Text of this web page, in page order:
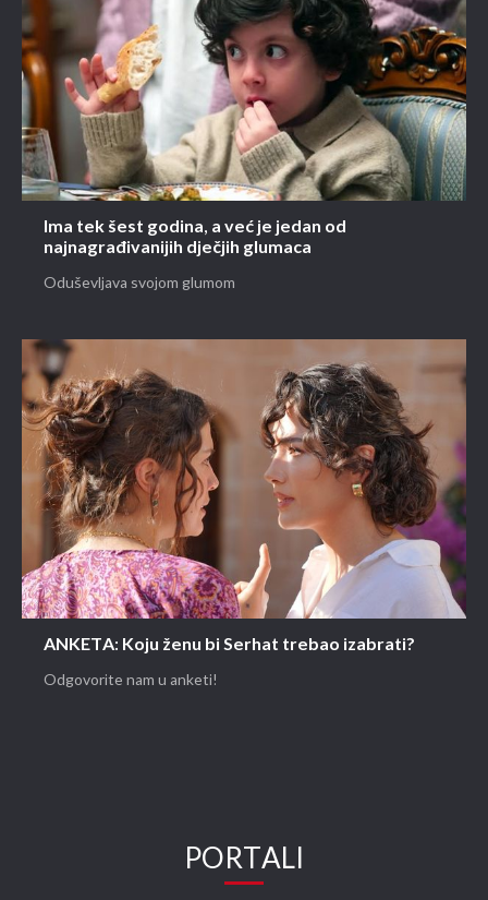
Ima tek šest godina, a već je jedan od
najnagrađivanijih dječjih glumaca
Oduševljava svojom glumom
ANKETA: Koju ženu bi Serhat trebao izabrati?
Odgovorite nam u anketi!
PORTALI